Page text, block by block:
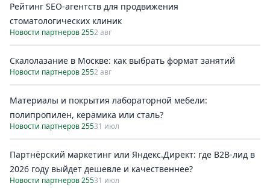
Рейтинг SEO-агентств для продвижения
стоматологических клиник
Новости партнеров 2552 авг
Скалолазание в Москве: как выбрать формат занятий
Новости партнеров 2552 авг
Материалы и покрытия лабораторной мебели:
полипропилен, керамика или сталь?
Новости партнеров 25531 июл
Партнёрский маркетинг или Яндекс.Директ: где B2B-лид в
2026 году выйдет дешевле и качественнее?
Новости партнеров 25531 июл